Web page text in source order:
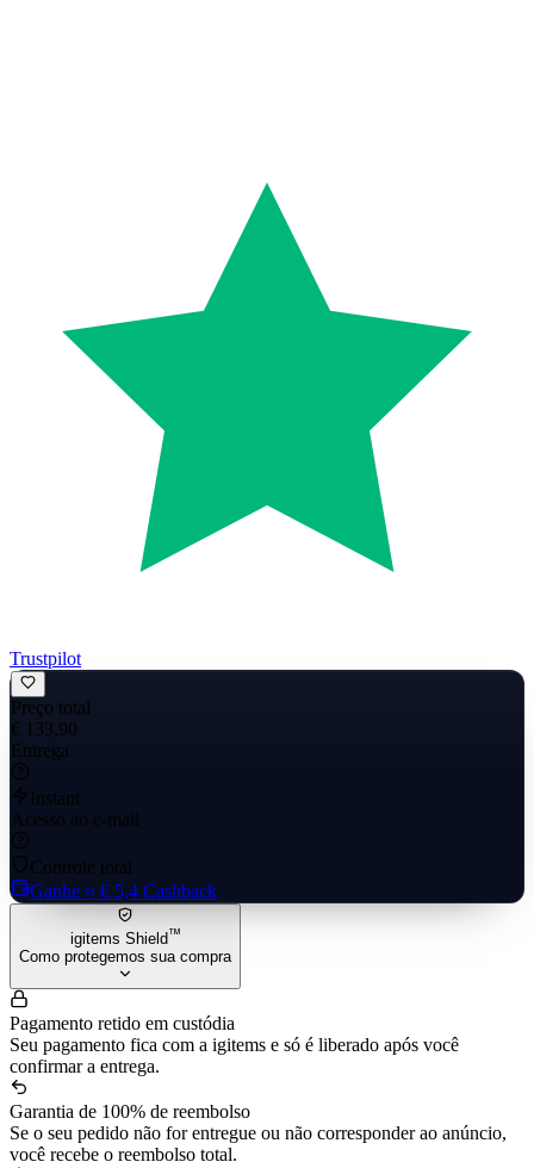
Trustpilot
Preço total
€ 133,90
Entrega
Instant
Acesso ao e-mail
Controle total
Ganhe ≈ € 5,4 Cashback
igitems Shield™
Como protegemos sua compra
Pagamento retido em custódia
Seu pagamento fica com a igitems e só é liberado após você
confirmar a entrega.
Garantia de 100% de reembolso
Se o seu pedido não for entregue ou não corresponder ao anúncio,
você recebe o reembolso total.